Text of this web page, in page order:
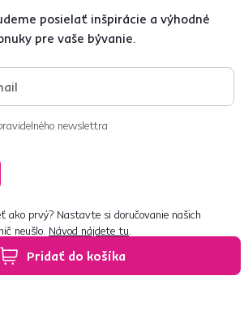
Pridať do košíka
posielať inšpirácie a výhodné
pre vaše bývanie.
newslettra
ako prvý? Nastavte si doručovanie našich
neušlo. Návod nájdete tu.